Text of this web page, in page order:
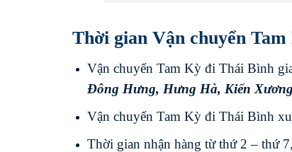
Thời gian Vận chuyển
Vận chuyển Tam Kỳ đi Thái Bình
Đông Hưng, Hưng Hà, Kiến Xương
Vận chuyển Tam Kỳ đi Thái Bình
Thời gian nhận hàng từ thứ 2 – thứ